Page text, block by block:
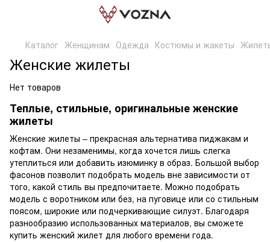
Каталог Женщинам Одежда Костюмы и жакеты
Женские жилеты
Нет товаров
Теплые, стильные, оригинальные женские
жилеты
Женские жилеты – прекрасная альтернатива пиджакам и
кофтам. Они незаменимы, когда хочется лишь слегка
утеплиться или добавить изюминку в образ. Большой выбор
фасонов позволит подобрать модель вне зависимости от
того, какой стиль вы предпочитаете. Можно подобрать
модель с воротником или без, на пуговице или со стильным
поясом, широкие или подчеркивающие силуэт. Благодаря
разнообразию использованных материалов, вы сможете
купить женский жилет для любого времени года.